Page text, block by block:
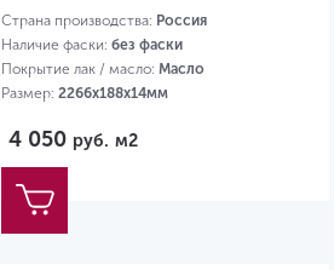
Страна производства: Россия
Наличие фаски: без фаски
Покрытие лак / масло: Масло
Размер: 2266х188х14мм
4 050 руб. м2